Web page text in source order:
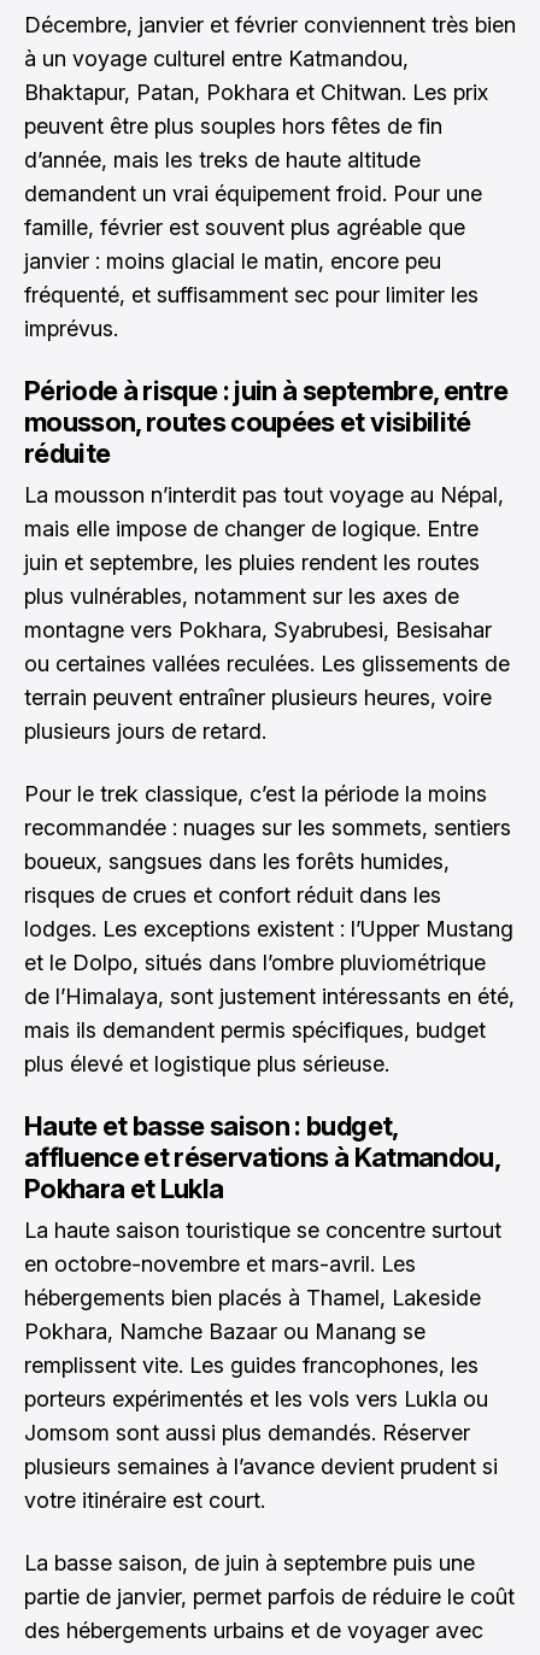
Décembre, janvier et février conviennent très bien
à un voyage culturel entre Katmandou,
Bhaktapur, Patan, Pokhara et Chitwan. Les prix
peuvent être plus souples hors fêtes de fin
d’année, mais les treks de haute altitude
demandent un vrai équipement froid. Pour une
famille, février est souvent plus agréable que
janvier : moins glacial le matin, encore peu
fréquenté, et suffisamment sec pour limiter les
imprévus.
Période à risque : juin à septembre, entre
mousson, routes coupées et visibilité
réduite
La mousson n’interdit pas tout voyage au Népal,
mais elle impose de changer de logique. Entre
juin et septembre, les pluies rendent les routes
plus vulnérables, notamment sur les axes de
montagne vers Pokhara, Syabrubesi, Besisahar
ou certaines vallées reculées. Les glissements de
terrain peuvent entraîner plusieurs heures, voire
plusieurs jours de retard.
Pour le trek classique, c’est la période la moins
recommandée : nuages sur les sommets, sentiers
boueux, sangsues dans les forêts humides,
risques de crues et confort réduit dans les
lodges. Les exceptions existent : l’Upper Mustang
et le Dolpo, situés dans l’ombre pluviométrique
de l’Himalaya, sont justement intéressants en été,
mais ils demandent permis spécifiques, budget
plus élevé et logistique plus sérieuse.
Haute et basse saison : budget,
affluence et réservations à Katmandou,
Pokhara et Lukla
La haute saison touristique se concentre surtout
en octobre-novembre et mars-avril. Les
hébergements bien placés à Thamel, Lakeside
Pokhara, Namche Bazaar ou Manang se
remplissent vite. Les guides francophones, les
porteurs expérimentés et les vols vers Lukla ou
Jomsom sont aussi plus demandés. Réserver
plusieurs semaines à l’avance devient prudent si
votre itinéraire est court.
La basse saison, de juin à septembre puis une
partie de janvier, permet parfois de réduire le coût
des hébergements urbains et de voyager avec